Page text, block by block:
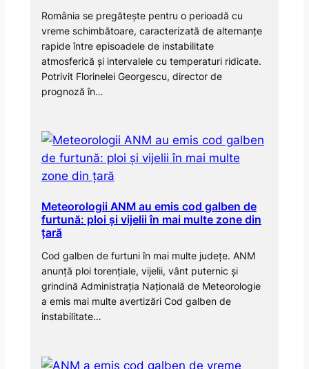
România se pregătește pentru o perioadă cu
vreme schimbătoare, caracterizată de alternanțe
rapide între episoadele de instabilitate
atmosferică și intervalele cu temperaturi ridicate.
Potrivit Florinelei Georgescu, director de
prognoză în…
Meteorologii ANM au emis cod galben de
furtună: ploi și vijelii în mai multe zone din
țară
Cod galben de furtuni în mai multe județe. ANM
anunță ploi torențiale, vijelii, vânt puternic și
grindină Administrația Națională de Meteorologie
a emis mai multe avertizări Cod galben de
instabilitate…